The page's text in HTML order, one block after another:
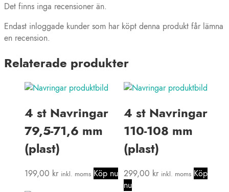
Det finns inga recensioner än.
Endast inloggade kunder som har köpt denna produkt får lämna
en recension.
Relaterade produkter
4 st Navringar
79,5-71,6 mm
(plast)
199,00 kr inkl. moms Köp nu
4 st Navringar
110-108 mm
(plast)
299,00 kr inkl. moms Köp
nu